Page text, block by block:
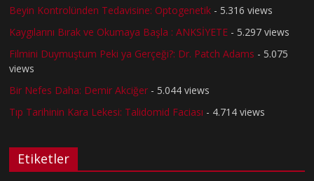
Beyin Kontrolünden Tedavisine: Optogenetik - 5.316 views
Kaygılarını Bırak ve Okumaya Başla : ANKSİYETE - 5.297 views
Filmini Duymuştum Peki ya Gerçeği?: Dr. Patch Adams - 5.075
views
Bir Nefes Daha: Demir Akciğer - 5.044 views
Tıp Tarihinin Kara Lekesi: Talidomid Faciası - 4.714 views
Etiketler